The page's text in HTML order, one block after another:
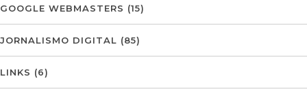
GOOGLE WEBMASTERS (15)
JORNALISMO DIGITAL (85)
LINKS (6)